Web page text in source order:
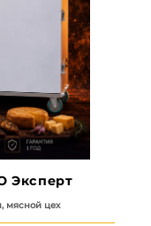
Эксперт
мясной цех